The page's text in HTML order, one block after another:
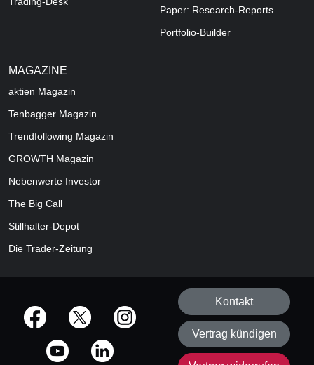
Paper: Research-Reports
Portfolio-Builder
MAGAZINE
aktien Magazin
Tenbagger Magazin
Trendfollowing Magazin
GROWTH Magazin
Nebenwerte Investor
The Big Call
Stillhalter-Depot
Die Trader-Zeitung
offizielle Social Media-Accounts
Kontakt
Vertrag kündigen